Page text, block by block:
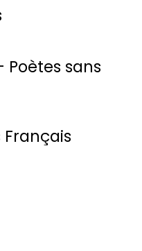
Poètes sans
Français